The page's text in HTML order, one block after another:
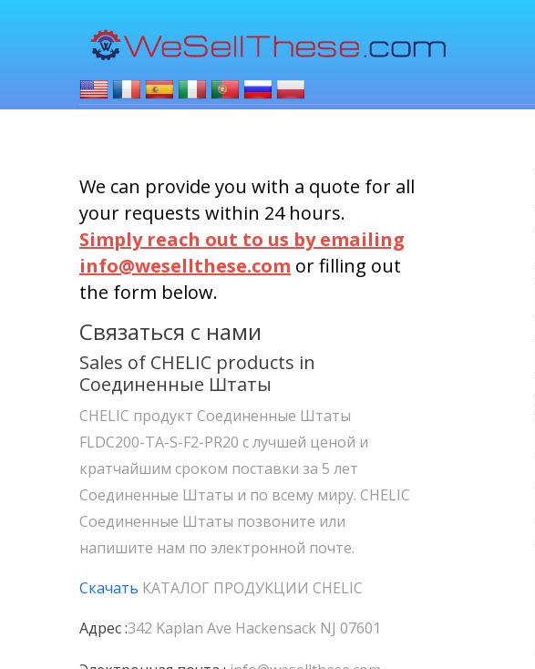
We can provide you with a quote for all
your requests within 24 hours.
Simply reach out to us by emailing
info@wesellthese.com or filling out
the form below.
Связаться с нами
Sales of CHELIC products in
Соединенные Штаты
CHELIC продукт Соединенные Штаты
FLDC200-TA-S-F2-PR20 с лучшей ценой и
кратчайшим сроком поставки за 5 лет
Соединенные Штаты и по всему миру. CHELIC
Соединенные Штаты позвоните или
напишите нам по электронной почте.
Скачать КАТАЛОГ ПРОДУКЦИИ CHELIC
Адрес :342 Kaplan Ave Hackensack NJ 07601